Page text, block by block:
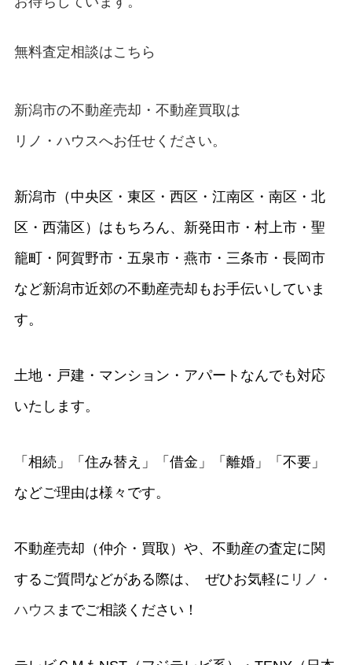
無料査定相談はこちら
新潟市の不動産売却・不動産買取は
リノ・ハウスへお任せください。
新潟市（中央区・東区・西区・江南区・南区・北
区・西蒲区）はもちろん、新発田市・村上市・聖
籠町・阿賀野市・五泉市・燕市・三条市・長岡市
など新潟市近郊の不動産売却もお手伝いしていま
す。
土地・戸建・マンション・アパートなんでも対応
いたします。
「相続」「住み替え」「借金」「離婚」「不要」
などご理由は様々です。
不動産売却（仲介・買取）や、不動産の査定に関
するご質問などがある際は、 ぜひお気軽に リノ・
ハウス までご相談ください！